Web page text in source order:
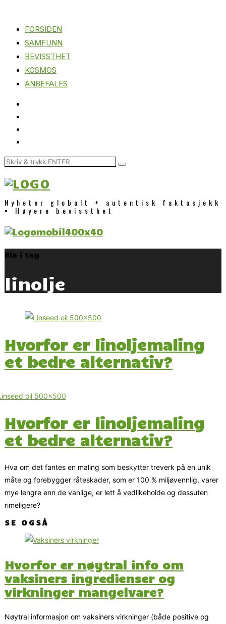
FORSIDEN
SAMFUNN
BEVISSTHET
KOSMOS
ANBEFALES
Nyheter globalt + autentisk faktasjekk
= Høyere bevissthet
Bla i tag
linolje
Hvorfor er linoljemaling
et bedre alternativ?
Hvorfor er linoljemaling
et bedre alternativ?
Hva om det fantes en maling som beskytter treverk på en unik
måte og forebygger råteskader, som er 100 % miljøvennlig, varer
mye lengre enn de vanlige, er lett å vedlikeholde og dessuten
rimeligere?
SE OGSÅ
Hvorfor er nøytral info om
vaksiners ingredienser og
virkninger mangelvare?
Nøytral informasjon om vaksiners virkninger (både positive og